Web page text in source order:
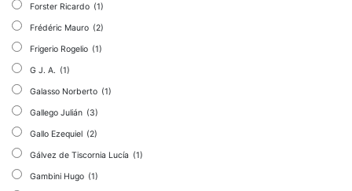
Forster Ricardo (1)
Frédéric Mauro (2)
Frigerio Rogelio (1)
G J. A. (1)
Galasso Norberto (1)
Gallego Julián (3)
Gallo Ezequiel (2)
Gálvez de Tiscornia Lucía (1)
Gambini Hugo (1)